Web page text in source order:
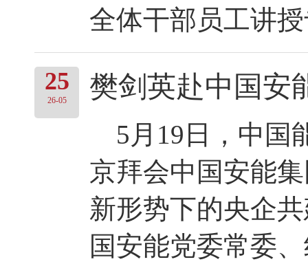
全体干部员工讲
25
26-05 樊剑英赴中国安
5月19日，中国
京拜会中国安能
新形势下的央企
国安能党委常委